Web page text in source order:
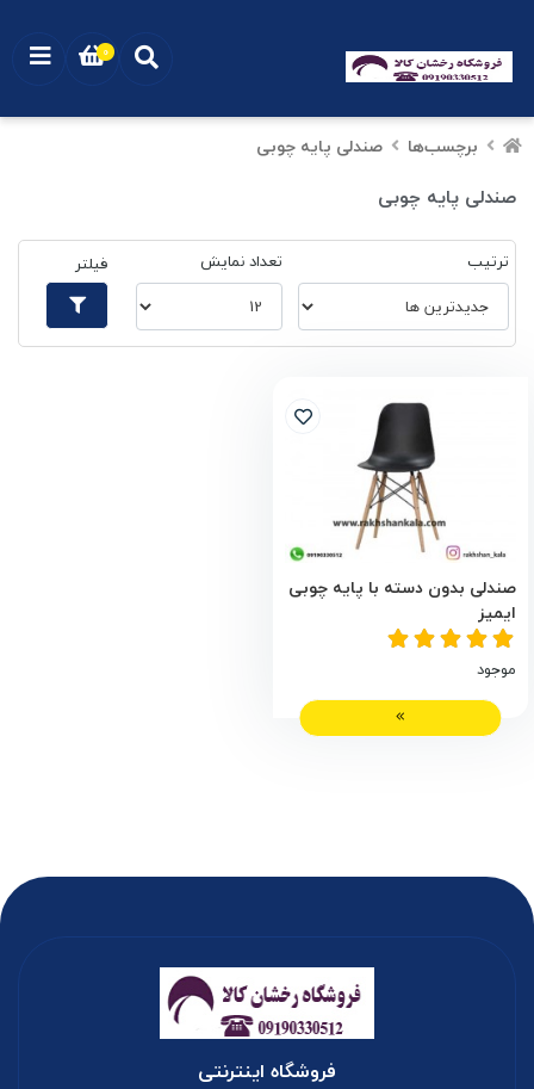
برچسب‌ها صندلی پایه چوبی
صندلی پایه چوبی
ترتیب تعداد نمایش فیلتر
صندلی بدون دسته با پایه چوبی
ایمیز
موجود
فروشگاه اینترنتی
0